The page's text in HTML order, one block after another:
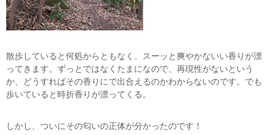
散歩していると何処からともなく、スーッと爽やかないい香りが漂
ってきます。ずっとではなくたまになので、再現性がないという
か、どうすればその香りにで出合えるのかわからないのです。でも
歩いていると時折香りが漂ってくる。
しかし、ついにその匂いの正体が分かったのです！